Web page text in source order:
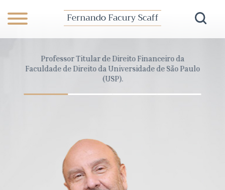
Professor Titular de Direito Financeiro da
Faculdade de Direito da Universidade de São Paulo
(USP).